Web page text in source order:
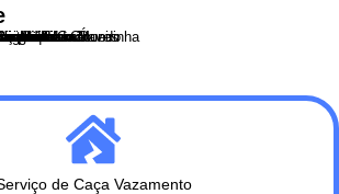
do Limão
Verdedo Ó
Edu Chaves
Novo Mundo
Guilherme
Maria
Medeiros
Nova Cachoeirinha
de Caça Vazamento